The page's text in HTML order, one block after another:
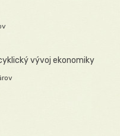
vývoj ekonomiky